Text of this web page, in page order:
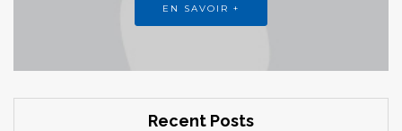
EN SAVOIR +
Recent Posts